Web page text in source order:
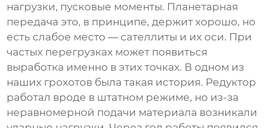
нагрузки, пусковые моменты. Планетарная
передача это, в принципе, держит хорошо, но
есть слабое место — сателлиты и их оси. При
частых перегрузках может появиться
выработка именно в этих точках. В одном из
наших грохотов была такая история. Редуктор
работал вроде в штатном режиме, но из-за
неравномерной подачи материала возникали